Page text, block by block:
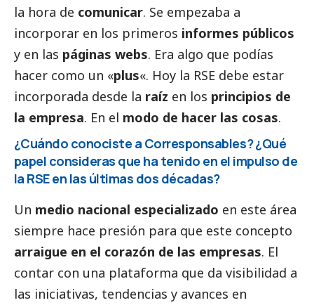
la hora de comunicar. Se empezaba a
incorporar en los primeros informes públicos
y en las páginas webs. Era algo que podías
hacer como un «plus«. Hoy la RSE debe estar
incorporada desde la raíz en los principios de
la empresa. En el modo de hacer las cosas.
¿Cuándo conociste a Corresponsables? ¿Qué
papel consideras que ha tenido en el impulso de
la RSE en las últimas dos décadas?
Un medio nacional especializado en este área
siempre hace presión para que este concepto
arraigue en el corazón de las empresas. El
contar con una plataforma que da visibilidad a
las iniciativas, tendencias y avances en